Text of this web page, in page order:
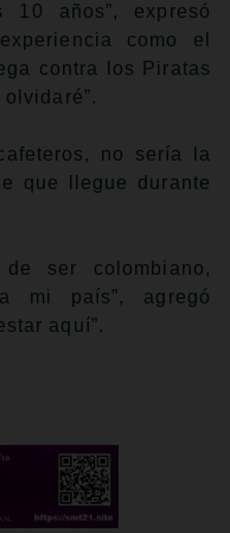
10 años”, expresó
como el
contra los Piratas
no sería la
que llegue durante
ser colombiano,
mi país”, agregó
aquí”.